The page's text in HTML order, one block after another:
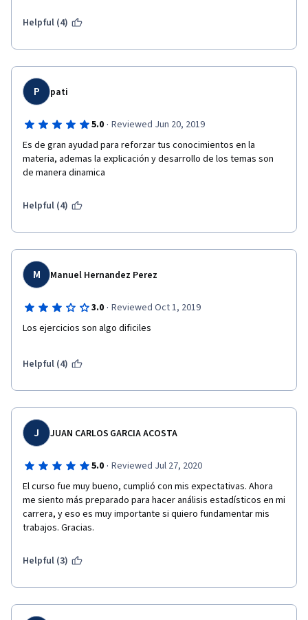
Helpful (4)
P pati
5.0 · Reviewed Jun 20, 2019
Es de gran ayudad para reforzar tus conocimientos en la
materia, ademas la explicación y desarrollo de los temas son
de manera dinamica
Helpful (4)
M Manuel Hernandez Perez
3.0 · Reviewed Oct 1, 2019
Los ejercicios son algo dificiles
Helpful (4)
J JUAN CARLOS GARCIA ACOSTA
5.0 · Reviewed Jul 27, 2020
El curso fue muy bueno, cumplió con mis expectativas. Ahora
me siento más preparado para hacer análisis estadísticos en mi
carrera, y eso es muy importante si quiero fundamentar mis
trabajos. Gracias.
Helpful (3)